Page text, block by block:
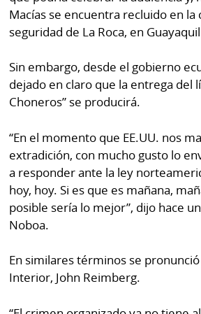
Macías se encuentra recluido en la
seguridad de La Roca, en
Sin embargo, desde el gobierno
dejado en claro que la entrega del
Choneros” se producirá.
“En el momento que EE.UU. nos
extradición, con mucho gusto lo
a responder ante la ley
hoy, hoy. Si es que es mañana,
posible sería lo mejor”, dijo hace
Noboa.
En similares términos se
Interior, John Reimberg.